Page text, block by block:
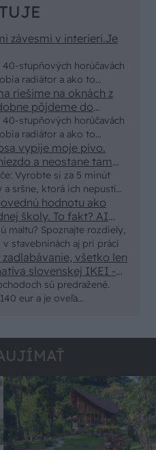
40-stupňových horúčavách
radiátor a ako to
závesmi v interieri.Je
40-stupňových horúčavách
radiátor a ako to
riešime na oknách z
pôjdeme do
markízy
idú okolo 100
Vyrobte si za 5 minút
a sršne, ktorá ich nepustí
vypije moje pivo.
a neostane tam
moc efektivne.
maltu? Spoznajte rozdiely,
stavebninách aj pri práci
hodnotu ako
To fakt? AI
doba schnutia tak 15
A rozdiel
sú predražené.
eur a je oveľa
všetko len
slovenskej IKEI -
si nedal veľa námahy s
škoda. No lepšie než